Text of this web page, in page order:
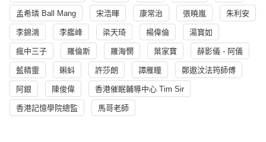
孟希璘 Ball Mang 宋浩暉 康常治 張曉嵐 朱利安
李錦鴻 李鑑峰 梁天琦 楊偉倫 湯寳如
瘋中三子 羅倫斯 羅海憫 葉家寶 薛影儀 - 阿儀
藍精靈 蝌蚪 許莎朗 譚雁瞳 鄭遨汶法筠師傅
阿銀 陳俊偉 香港催眠輔導中心 Tim Sir
香港記憶學院總監 馬哥老師